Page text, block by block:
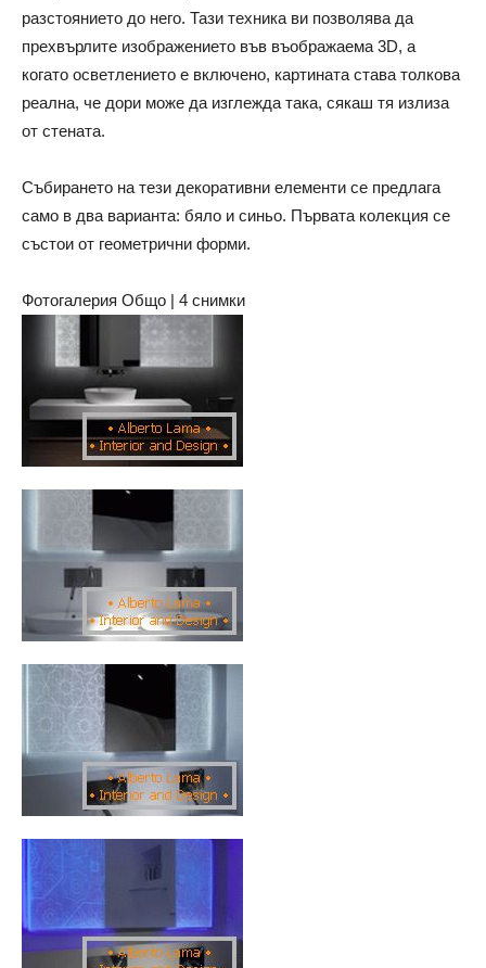
разстоянието до него. Тази техника ви позволява да
прехвърлите изображението във въображаема 3D, а
когато осветлението е включено, картината става толкова
реална, че дори може да изглежда така, сякаш тя излиза
от стената.
Събирането на тези декоративни елементи се предлага
само в два варианта: бяло и синьо. Първата колекция се
състои от геометрични форми.
Фотогалерия Общо | 4 снимки